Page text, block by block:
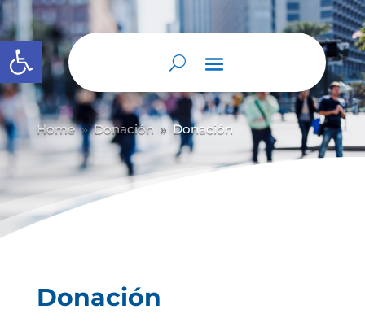
Abrir barra de herramientas
Home 9 Donación 9 Donación
Donación